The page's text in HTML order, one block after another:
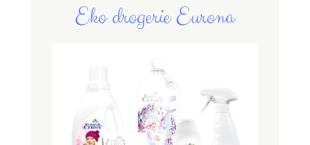
Eko drogerie Eurona